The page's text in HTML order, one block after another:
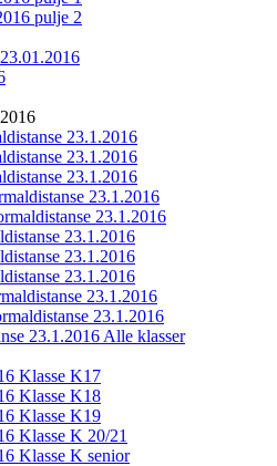
pulje 2
23.1.2016
23.1.2016
23.1.2016
23.1.2016
23.1.2016
23.1.2016
23.1.2016
23.1.2016
23.1.2016
23.1.2016
23.1.2016 Alle klasser
Klasse K17
Klasse K18
Klasse K19
Klasse K 20/21
Klasse K senior